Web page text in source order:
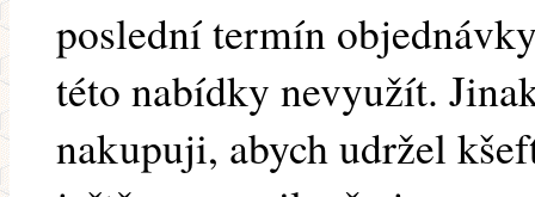
poslední termín
této nabídky nevyužít.
nakupuji, abych udržel